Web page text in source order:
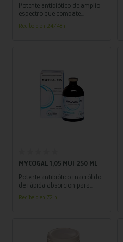
Potente antibiótico de amplio
espectro que combate
bacterias Gram positivas y
negativas, ¡asegurando la
Recíbelo en 24/48h
MYCOGAL 1,05 MUI 250 ML
Potente antibiótico macrólido
de rápida absorción para
bovinos y porcinos,
combatiendo infecciones
Recíbelo en 72 h.